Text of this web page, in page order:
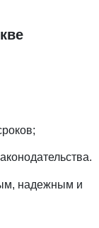
надежным и